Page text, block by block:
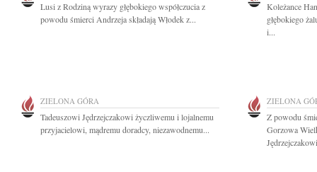
Lusi z Rodziną wyrazy głębokiego współczucia z
powodu śmierci Andrzeja składają Włodek z...
Koleżance
głębokiego
i...
ZIELONA GÓRA
Tadeuszowi Jędrzejczakowi życzliwemu i lojalnemu
przyjacielowi, mądremu doradcy, niezawodnemu...
ZIELONA
Z powodu
Gorzowa